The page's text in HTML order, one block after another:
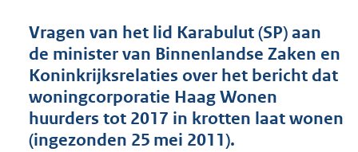
n
d
s
g
r
o
o
Vragen van het lid Karabulut (SP) aan
de minister van Binnenlandse Zaken en
Koninkrijksrelaties over het bericht dat
woningcorporatie Haag Wonen
huurders tot 2017 in krotten laat wonen
(ingezonden 25 mei 2011).